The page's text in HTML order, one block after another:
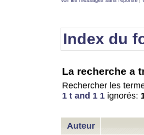
Index du
La recherche a
Rechercher les
1 t and 1 1 ignorés:
Auteur